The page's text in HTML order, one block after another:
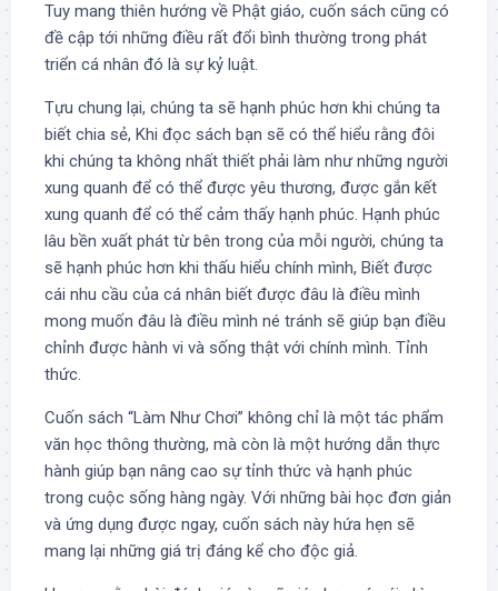
Tuy mang thiên hướng về Phật giáo, cuốn sách cũng có
đề cập tới những điều rất đổi bình thường trong phát
triển cá nhân đó là sự kỷ luật.
Tựu chung lại, chúng ta sẽ hạnh phúc hơn khi chúng ta
biết chia sẻ, Khi đọc sách bạn sẽ có thể hiểu rằng đôi
khi chúng ta không nhất thiết phải làm như những người
xung quanh để có thể được yêu thương, được gắn kết
xung quanh để có thể cảm thấy hạnh phúc. Hạnh phúc
lâu bền xuất phát từ bên trong của mỗi người, chúng ta
sẽ hạnh phúc hơn khi thấu hiểu chính mình, Biết được
cái nhu cầu của cá nhân biết được đâu là điều mình
mong muốn đâu là điều mình né tránh sẽ giúp bạn điều
chỉnh được hành vi và sống thật với chính mình. Tỉnh
thức.
Cuốn sách “Làm Như Chơi” không chỉ là một tác phẩm
văn học thông thường, mà còn là một hướng dẫn thực
hành giúp bạn nâng cao sự tỉnh thức và hạnh phúc
trong cuộc sống hàng ngày. Với những bài học đơn giản
và ứng dụng được ngay, cuốn sách này hứa hẹn sẽ
mang lại những giá trị đáng kể cho độc giả.